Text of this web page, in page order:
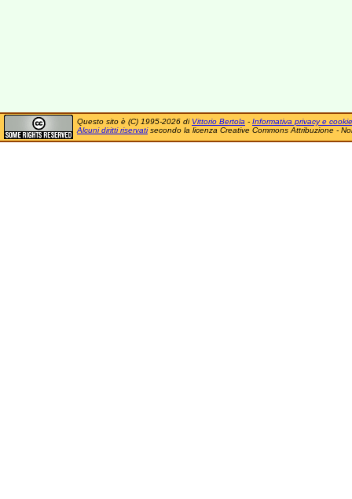
Questo sito è (C) 1995-2026 di Vittorio Bertola - Informativa privacy e cookie
Alcuni diritti riservatisecondo la licenza Creative Commons Attribuzione -